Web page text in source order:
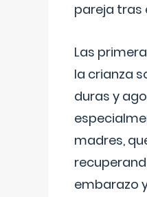
pareja tras
Las
la crianza
duras y
madres,
embarazo